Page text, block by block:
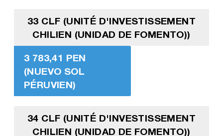
33 CLF (UNITÉ D'INVESTISSEMENT
CHILIEN (UNIDAD DE FOMENTO))
3 783,41 PEN
(NUEVO SOL
PÉRUVIEN)
34 CLF (UNITÉ D'INVESTISSEMENT
CHILIEN (UNIDAD DE FOMENTO))